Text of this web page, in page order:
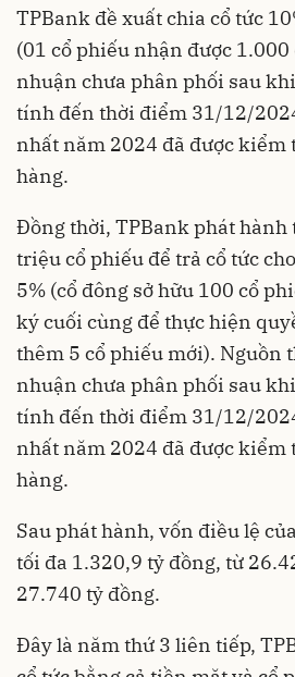
TPBank đề xuất chia cổ tức
(01 cổ phiếu nhận được
nhuận chưa phân phối sau
tính đến thời điểm 31/12/
nhất năm 2024 đã được kiểm
hàng.
Đồng thời, TPBank phát hành
triệu cổ phiếu để trả cổ tức
5% (cổ đông sở hữu 100 cổ
ký cuối cùng để thực hiện
thêm 5 cổ phiếu mới). Nguồn
nhuận chưa phân phối sau
tính đến thời điểm 31/12/
nhất năm 2024 đã được kiểm
hàng.
Sau phát hành, vốn điều lệ
tối đa 1.320,9 tỷ đồng, từ
27.740 tỷ đồng.
Đây là năm thứ 3 liên tiếp,